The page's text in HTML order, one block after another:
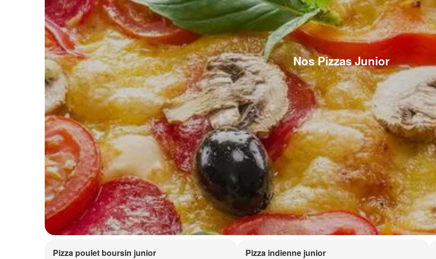
Nos Pizzas Junior
Pizza poulet boursin junior Pizza indienne junior